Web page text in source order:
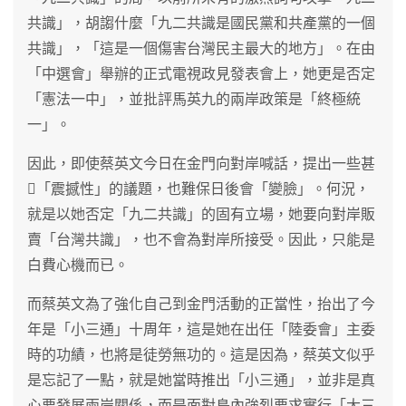
共識」，胡謅什麼「九二共識是國民黨和共產黨的一個
共識」，「這是一個傷害台灣民主最大的地方」。在由
「中選會」舉辦的正式電視政見發表會上，她更是否定
「憲法一中」，並批評馬英九的兩岸政策是「終極統
一」。
因此，即使蔡英文今日在金門向對岸喊話，提出一些甚
「震撼性」的議題，也難保日後會「變臉」。何況，
就是以她否定「九二共識」的固有立場，她要向對岸販
賣「台灣共識」，也不會為對岸所接受。因此，只能是
白費心機而已。
而蔡英文為了強化自己到金門活動的正當性，抬出了今
年是「小三通」十周年，這是她在出任「陸委會」主委
時的功績，也將是徒勞無功的。這是因為，蔡英文似乎
是忘記了一點，就是她當時推出「小三通」，並非是真